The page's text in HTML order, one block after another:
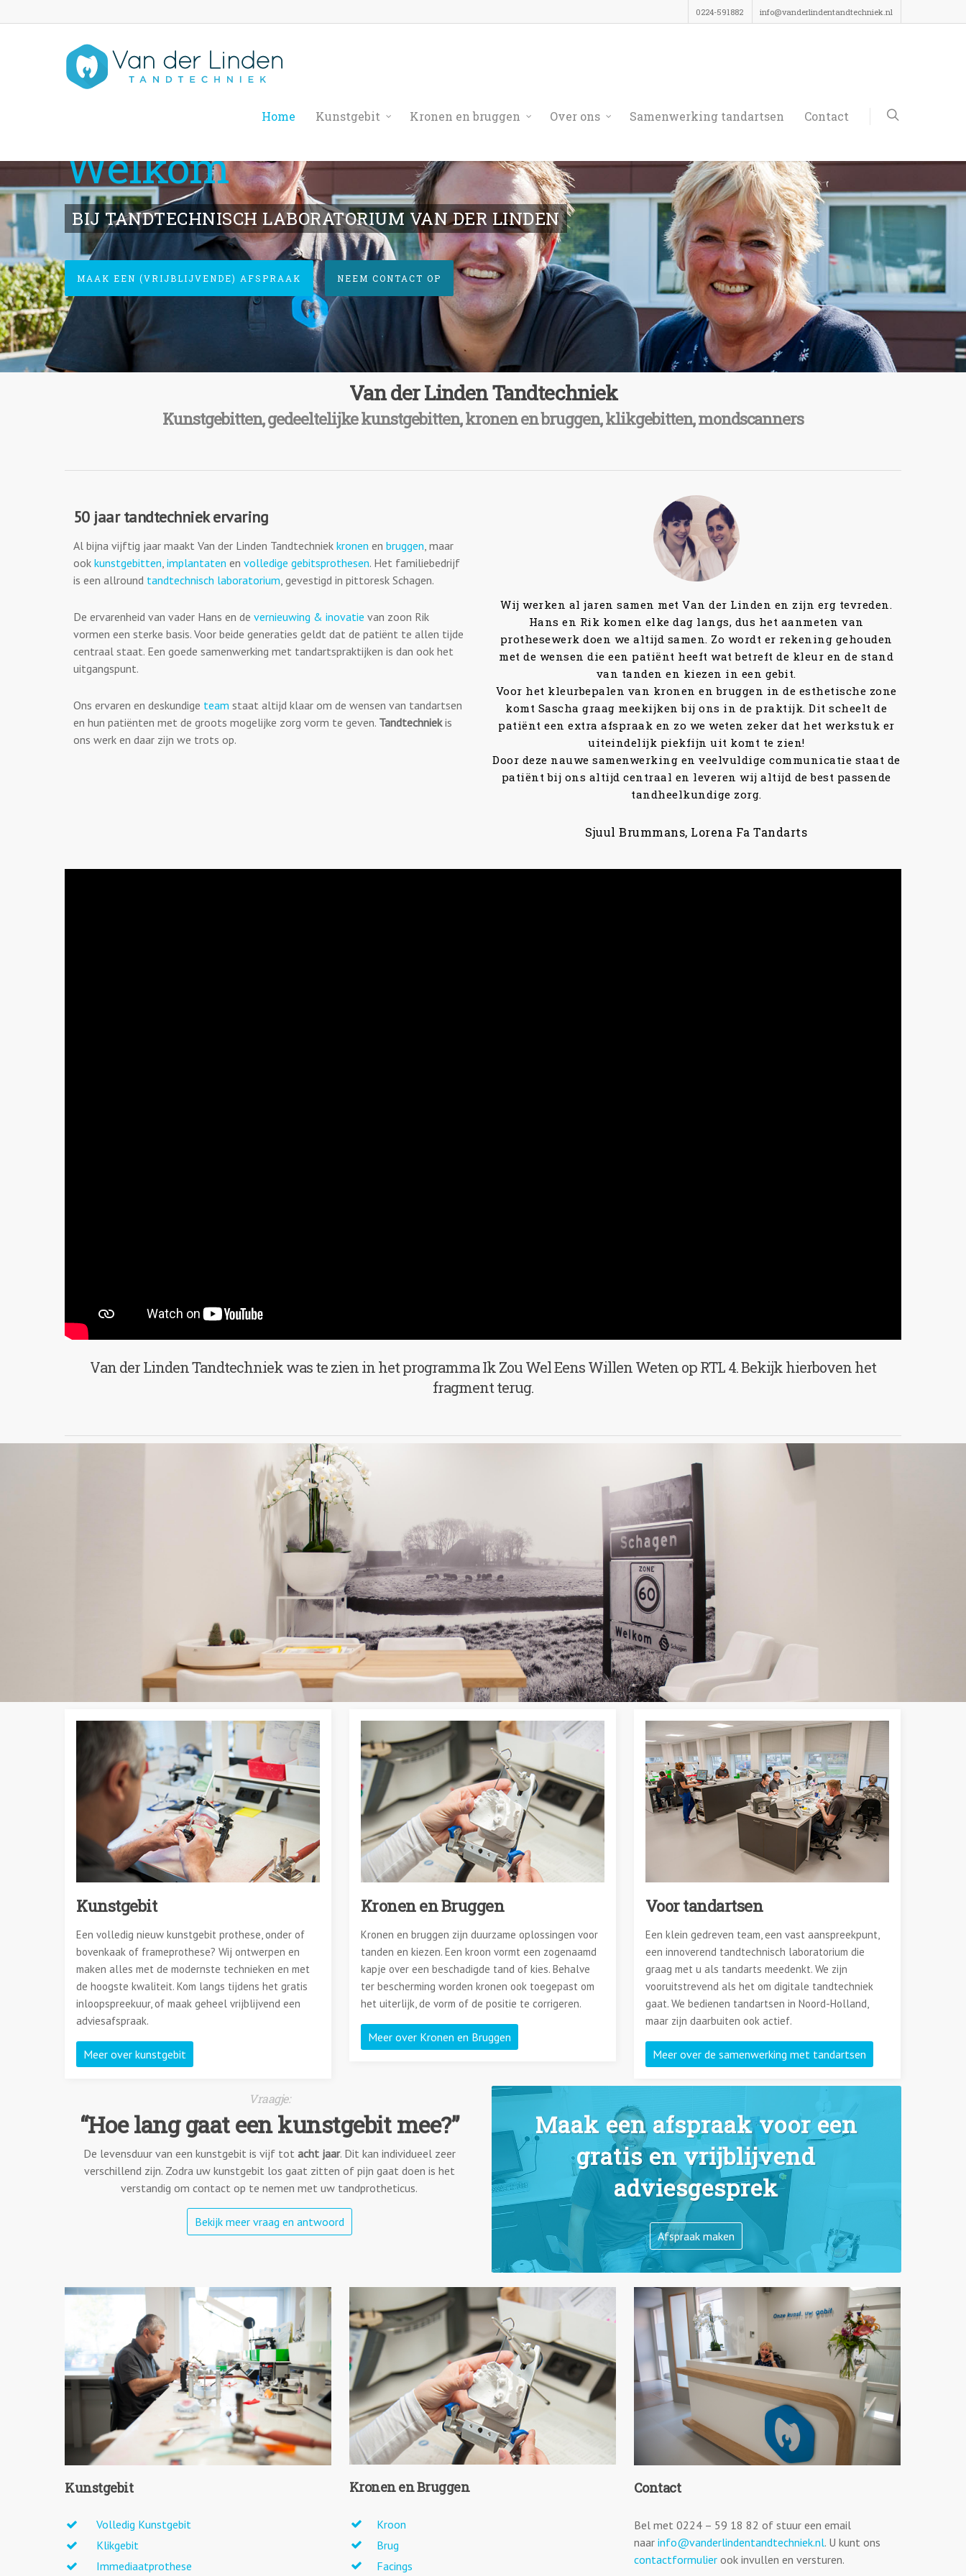
0224-591882 info@vanderlindentandtechniek.nl
Home Kunstgebit Kronen en bruggen Over ons Samenwerking tandartsen Contact
Welkom
BIJ TANDTECHNISCH LABORATORIUM VAN DER LINDEN
MAAK EEN (VRIJBLIJVENDE) AFSPRAAK NEEM CONTACT OP
Van der Linden Tandtechniek
Kunstgebitten, gedeeltelijke kunstgebitten, kronen en bruggen, klikgebitten, mondscanners
50 jaar tandtechniek ervaring
Al bijna vijftig jaar maakt Van der Linden Tandtechniek kronen en bruggen , maar
ook kunstgebitten implantaten en volledige gebitsprothesen. Het familiebedrijf
is een allround tandtechnisch laboratorium , gevestigd in pittoresk Schagen.
De ervarenheid van vader Hans en de vernieuwing & inovatie van zoon Rik
vormen een sterke basis. Voor beide generaties geldt dat de patiënt te allen tijde
centraal staat. Een goede samenwerking met tandartspraktijken is dan ook het
uitgangspunt.
Ons ervaren en deskundige team staat altijd klaar om de wensen van tandartsen
en hun patiënten met de groots mogelijke zorg vorm te geven. Tandtechniekis
ons werk en daar zijn we trots op.
“
Ik vond de behandelingen bij Rik gezellig en vooral erg zorgzaam. Hij
stelt mensen echt op hun gemak. Ik ben van Antilliaanse afkomst en
in mijn kunstgebit, nu lijkt het net op mijn eigen tandvlees. Een echte
aanrader.
Mw. Hereijgers
81 jaar, Anna Paulowna
Van der Linden Tandtechniek was te zien in het programma Ik Zou Wel Eens Willen Weten op RTL 4. Bekijk hierboven het
fragment terug.
Kunstgebit
Een volledig nieuw kunstgebit prothese, onder of
bovenkaak of frameprothese? Wij ontwerpen en
maken alles met de modernste technieken en met
de hoogste kwaliteit. Kom langs tijdens het gratis
inloopspreekuur, of maak geheel vrijblijvend een
adviesafspraak.
Meer over kunstgebit
Kronen en Bruggen
Kronen en bruggen zijn duurzame oplossingen voor
tanden en kiezen. Een kroon vormt een zogenaamd
kapje over een beschadigde tand of kies. Behalve
ter bescherming worden kronen ook toegepast om
het uiterlijk, de vorm of de positie te corrigeren.
Meer over Kronen en Bruggen
Voor tandartsen
Een klein gedreven team, een vast aanspreekpunt,
een innoverend tandtechnisch laboratorium die
graag met u als tandarts meedenkt. We zijn
vooruitstrevend als het om digitale tandtechniek
gaat. We bedienen tandartsen in Noord-Holland,
maar zijn daarbuiten ook actief.
Meer over de samenwerking met tandartsen
“Hoe lang gaat een kunstgebit mee?”
De levensduur van een kunstgebit is vijf tot acht jaar. Dit kan individueel zeer
verschillend zijn. Zodra uw kunstgebit los gaat zitten of pijn gaat doen is het
verstandig om contact op te nemen met uw tandprotheticus.
Bekijk meer vraag en antwoord
Maak een afspraak voor een
gratis en vrijblijvend
adviesgesprek
Afspraak maken
Kunstgebit
Volledig Kunstgebit
Klikgebit
Immediaatprothese
Kronen en Bruggen
Kroon
Brug
Facings
Contact
Bel met 0224 – 59 18 82 of stuur een email
naar info@vanderlindentandtechniek.nl. U kunt ons
contactformulierook invullen en versturen.